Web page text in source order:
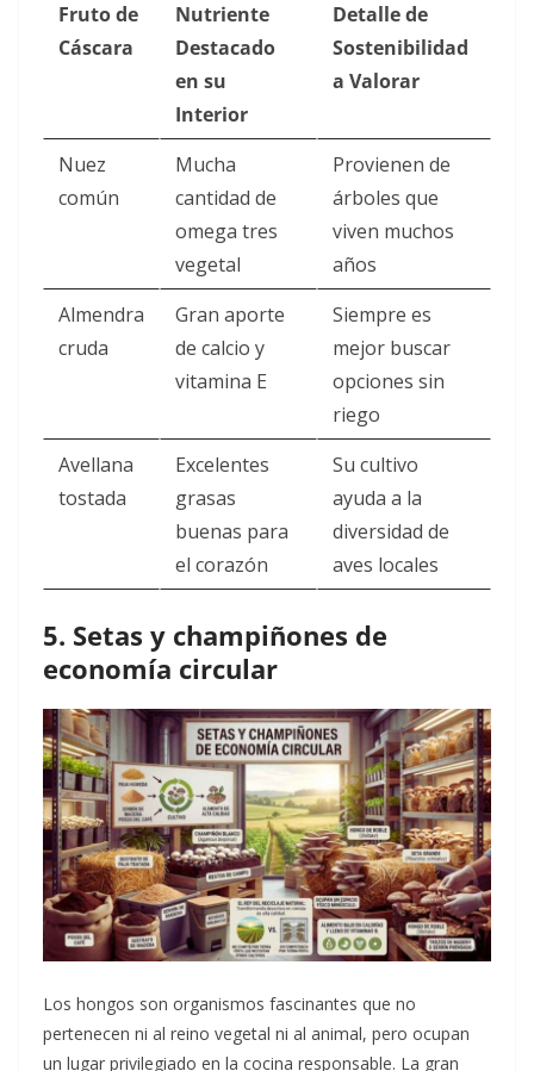
Fruto de
Cáscara
Nutriente
Destacado
en su
Interior
Detalle de
Sostenibilidad
a Valorar
Nuez
común
Mucha
cantidad de
omega tres
vegetal
Provienen de
árboles que
viven muchos
años
Almendra
cruda
Gran aporte
de calcio y
vitamina E
Siempre es
mejor buscar
opciones sin
riego
Avellana
tostada
Excelentes
grasas
buenas para
el corazón
Su cultivo
ayuda a la
diversidad de
aves locales
5. Setas y champiñones de
economía circular
Los hongos son organismos fascinantes que no
pertenecen ni al reino vegetal ni al animal, pero ocupan
un lugar privilegiado en la cocina responsable. La gran